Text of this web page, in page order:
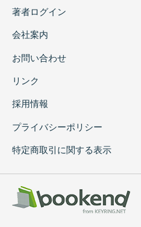
著者ログイン
会社案内
お問い合わせ
リンク
採用情報
プライバシーポリシー
特定商取引に関する表示